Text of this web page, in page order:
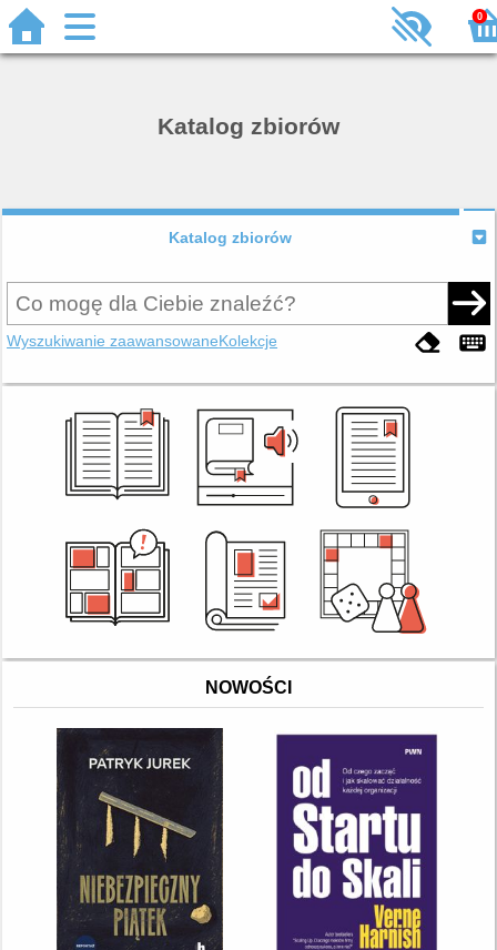
0
Katalog zbiorów
Katalog zbiorów
Wyszukiwanie zaawansowaneKolekcje
NOWOŚCI